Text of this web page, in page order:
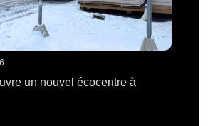
un nouvel écocentre à